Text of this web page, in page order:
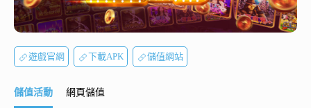
遊戲官網 下載APK 儲值網站
儲值活動 網頁儲值